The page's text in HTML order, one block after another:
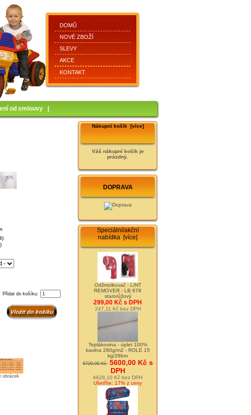
DOMŮ
NOVÉ ZBOŽÍ
SLEVY
AKCE
KONTAKT
od smlouvy
Přidat do košíku:
obrázek
Nákupní košík [více]
Váš nákupní košík je
prázdný.
DOPRAVA
Speciální/akční
nabídka [více]
Odžmolkovač - LINT
REMOVER - LB 678
starorůžový
299,00 Kč s DPH
247,11 Kč bez DPH
Teplákovina - úplet 100%
bavlna 280g/m2 - ROLE 15
kg/28bm
6720,00 Kč 5600,00 Kč s
DPH
4628,10 Kč bez DPH
Ušetříte: 17% z ceny